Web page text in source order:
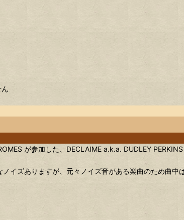
が参加した、DECLAIME a.k.a. DUDLEY
イズありますが、元々ノイズ音がある楽曲のため曲中